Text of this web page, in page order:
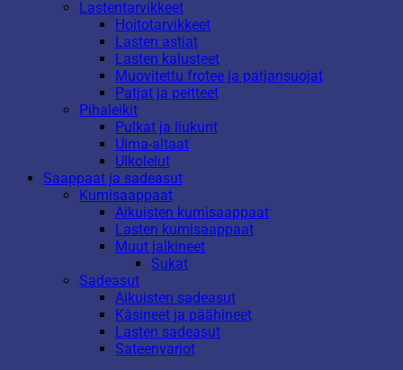
Lastentarvikkeet
Hoitotarvikkeet
Lasten astiat
Lasten kalusteet
Muovitettu frotee ja patjansuojat
Patjat ja peitteet
Pihaleikit
Pulkat ja liukurit
Uima-altaat
Ulkolelut
Saappaat ja sadeasut
Kumisaappaat
Aikuisten kumisaappaat
Lasten kumisaappaat
Muut jalkineet
Sukat
Sadeasut
Aikuisten sadeasut
Käsineet ja päähineet
Lasten sadeasut
Sateenvarjot